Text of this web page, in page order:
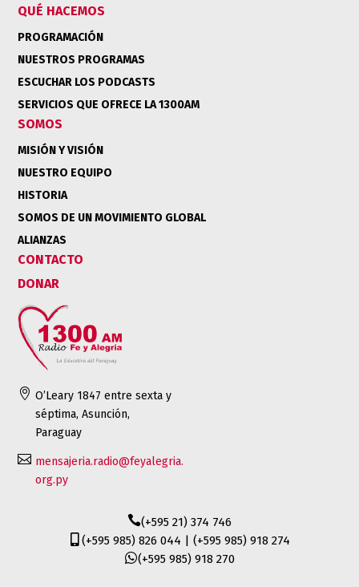
QUÉ HACEMOS
PROGRAMACIÓN
NUESTROS PROGRAMAS
ESCUCHAR LOS PODCASTS
SERVICIOS QUE OFRECE LA 1300AM
SOMOS
MISIÓN Y VISIÓN
NUESTRO EQUIPO
HISTORIA
SOMOS DE UN MOVIMIENTO GLOBAL
ALIANZAS
CONTACTO
DONAR
 O’Leary 1847 entre sexta y
séptima, Asunción,
Paraguay
 mensajeria.radio@feyalegria.
org.py
(+595 21) 374 746
 (+595 985) 826 044 | (+595 985) 918 274
(+595 985) 918 270